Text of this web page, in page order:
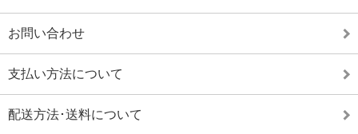
お問い合わせ
支払い方法について
配送方法･送料について